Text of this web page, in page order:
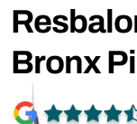
Bronx